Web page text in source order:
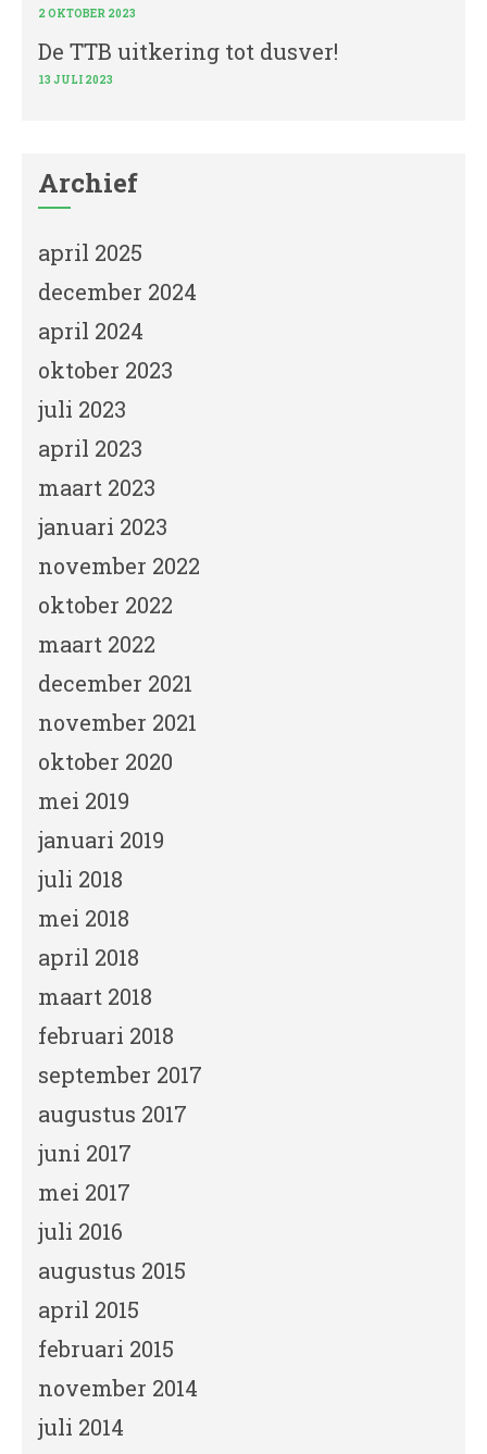
2 OKTOBER 2023
De TTB uitkering tot dusver!
13 JULI 2023
Archief
april 2025
december 2024
april 2024
oktober 2023
juli 2023
april 2023
maart 2023
januari 2023
november 2022
oktober 2022
maart 2022
december 2021
november 2021
oktober 2020
mei 2019
januari 2019
juli 2018
mei 2018
april 2018
maart 2018
februari 2018
september 2017
augustus 2017
juni 2017
mei 2017
juli 2016
augustus 2015
april 2015
februari 2015
november 2014
juli 2014